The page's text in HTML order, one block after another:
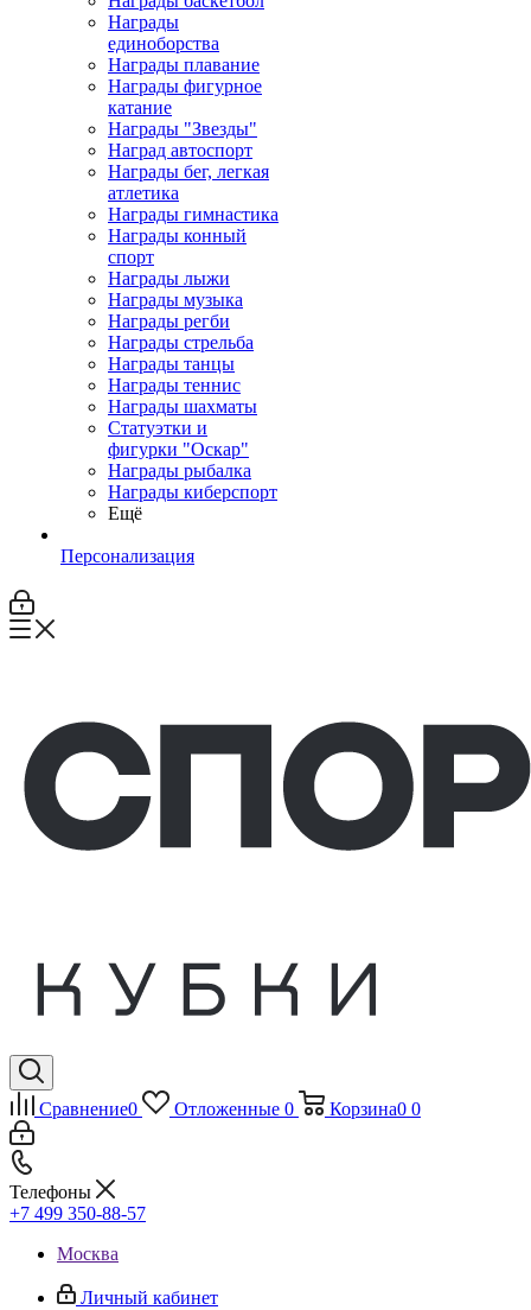
Награды
единоборства
Награды плавание
Награды фигурное
катание
Награды "Звезды"
Наград автоспорт
Награды бег, легкая
атлетика
Награды гимнастика
Награды конный
спорт
Награды лыжи
Награды музыка
Награды регби
Награды стрельба
Награды танцы
Награды теннис
Награды шахматы
Статуэтки и
фигурки "Оскар"
Награды рыбалка
Награды киберспорт
Ещё
Персонализация
Сравнение0 Отложенные 0 Корзина0 0
Телефоны
+7 499 350-88-57
Москва
Личный кабинет